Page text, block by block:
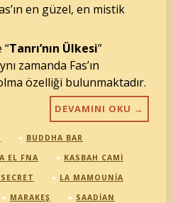
en güzel, en mistik
“Tanrı’nın Ülkesi”
zamanda Fas’ın
özelliği bulunmaktadır.
DEVAMINI OKU →
BUDDHA BAR
EL FNA
KASBAH CAMI
LA MAMOUNIA
MARAKEŞ SAADIAN